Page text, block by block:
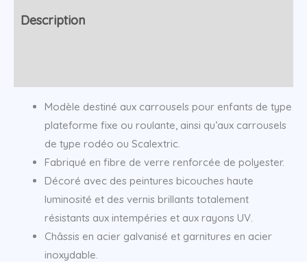
Description
Modèle destiné aux carrousels pour enfants de type
plateforme fixe ou roulante, ainsi qu’aux carrousels
de type rodéo ou Scalextric.
Fabriqué en fibre de verre renforcée de polyester.
Décoré avec des peintures bicouches haute
luminosité et des vernis brillants totalement
résistants aux intempéries et aux rayons UV.
Châssis en acier galvanisé et garnitures en acier
inoxydable.